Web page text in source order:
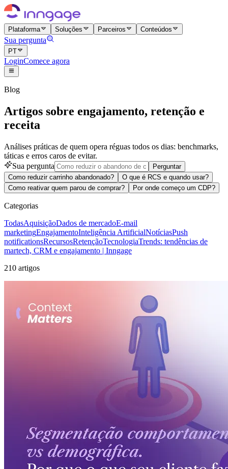
Plataforma Soluções Parceiros Conteúdos
Sua pergunta
PT
LoginComece agora
Blog
Artigos sobre engajamento, retenção e
receita
Análises práticas de quem opera réguas todos os dias: benchmarks,
táticas e erros caros de evitar.
Sua pergunta
Perguntar
Como reduzir carrinho abandonado?
O que é RCS e quando usar?
Como reativar quem parou de comprar?
Por onde começo um CDP?
Categorias
TodasAquisiçãoDados de mercadoE-mail
marketingEngajamentoInteligência ArtificialNotíciasPush
notificationsRecursosRetençãoTecnologiaTrends: tendências de
martech, CRM e engajamento | Inngage
210 artigos